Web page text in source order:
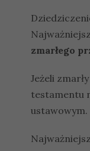
zmarłego
Jeżeli
testamentu
ustawowym.